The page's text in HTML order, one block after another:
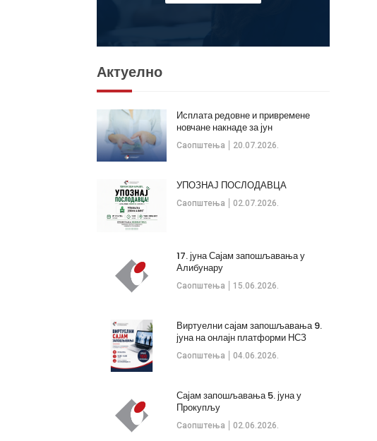
Актуелно
Саопштења 20.07.2026.
Исплата редовне и привремене
новчане накнаде за јун
Саопштења 02.07.2026.
УПОЗНАЈ ПОСЛОДАВЦА
Саопштења 15.06.2026.
17. јуна Сајам запошљавања у
Алибунару
Саопштења 04.06.2026.
Виртуелни сајам запошљавања 9.
јуна на онлајн платформи НСЗ
Саопштења 02.06.2026.
Сајам запошљавања 5. јуна у
Прокупљу